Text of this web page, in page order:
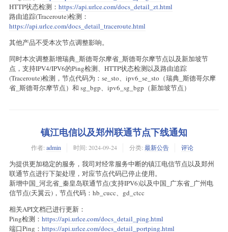
HTTP状态检测： https://api.urlce.com/docs_detail_zt.html
路由追踪(Traceroute)检测：
https://api.urlce.com/docs_detail_traceroute.html
其他产品不受本次节点调整影响。
同时本次调整新增瑞典_斯德哥尔摩省_斯德哥尔摩节点以及新加坡节
点，支持IPV4/IPV6的Ping检测、HTTP状态检测以及路由追踪
(Traceroute)检测，节点代码为：se_sto、ipv6_se_sto（瑞典_斯德哥尔摩
省_斯德哥尔摩节点）和 sg_bgp、ipv6_sg_bgp（新加坡节点）
镇江电信以及郑州联通节点下线通知
作者: admin 时间: 2024-09-24 分类: 最新公告 评论
为提供更加稳定的服务，我司对经常服务中断的镇江电信节点以及郑州
联通节点进行下架处理，对应节点代码已停止使用。
新增中国_河北省_秦皇岛联通节点(支持IPV6)以及中国_广东省_广州电
信节点(天翼云)，节点代码：hb_cucc、gd_ctcc
相关API文档已进行更新：
Ping检测： https://api.urlce.com/docs_detail_ping.html
端口Ping： https://api.urlce.com/docs_detail_portping.html